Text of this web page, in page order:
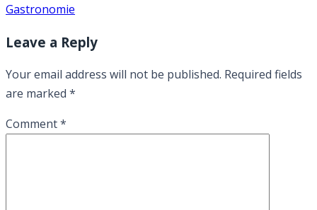
Gastronomie
Leave a Reply
Your email address will not be published. Required fields
are marked *
Comment*